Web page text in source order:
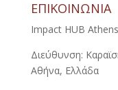
ΕΠΙΚΟΙΝΩΝΙΑ
Impact HUB Athens
Διεύθυνση:
Αθήνα, Ελλάδα